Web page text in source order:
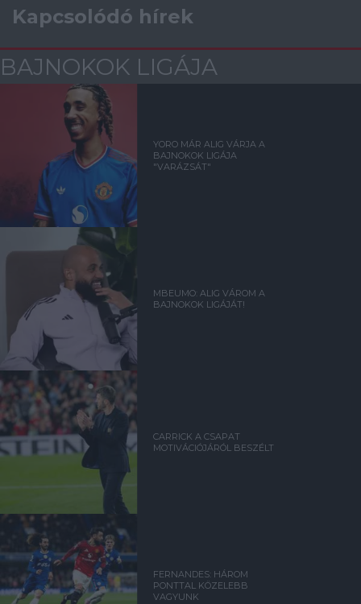
Kapcsolódó hírek
BAJNOKOK LIGÁJA
YORO MÁR ALIG VÁRJA A
BAJNOKOK LIGÁJA
"VARÁZSÁT"
MBEUMO: ALIG VÁROM A
BAJNOKOK LIGÁJÁT!
CARRICK A CSAPAT
MOTIVÁCIÓJÁRÓL BESZÉLT
FERNANDES: HÁROM
PONTTAL KÖZELEBB
VAGYUNK